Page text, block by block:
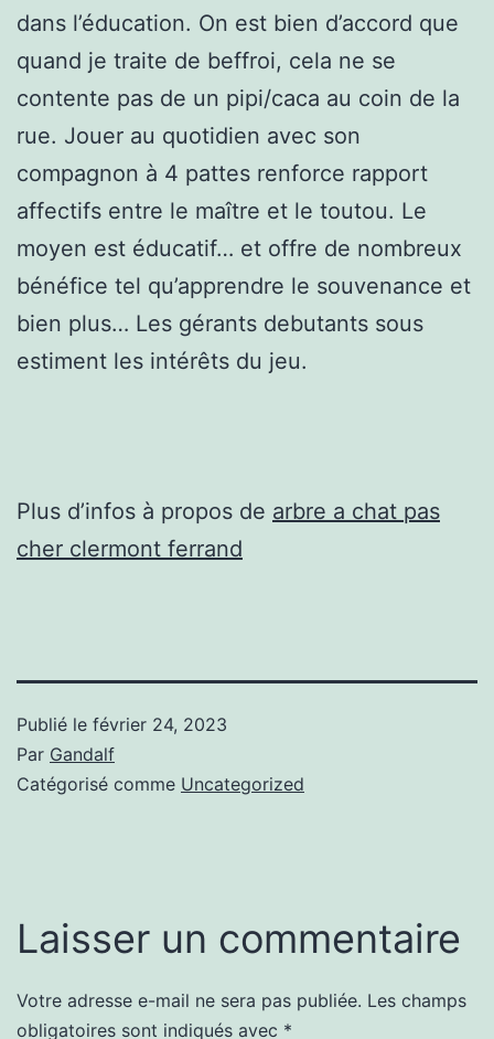
dans l’éducation. On est bien d’accord que
quand je traite de beffroi, cela ne se
contente pas de un pipi/caca au coin de la
rue. Jouer au quotidien avec son
compagnon à 4 pattes renforce rapport
affectifs entre le maître et le toutou. Le
moyen est éducatif… et offre de nombreux
bénéfice tel qu’apprendre le souvenance et
bien plus… Les gérants debutants sous
estiment les intérêts du jeu.
Plus d’infos à propos de arbre a chat pas
cher clermont ferrand
Publié le février 24, 2023
Par Gandalf
Catégorisé comme Uncategorized
Laisser un commentaire
Votre adresse e-mail ne sera pas publiée. Les champs
obligatoires sont indiqués avec *